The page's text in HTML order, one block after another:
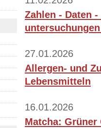
Zahlen - Daten
27.01.2026
Allergen- und
Lebensmitteln
16.01.2026
Matcha: